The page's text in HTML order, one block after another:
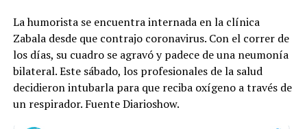
La humorista se encuentra internada en la clínica
Zabala desde que contrajo coronavirus. Con el correr de
los días, su cuadro se agravó y padece de una neumonía
bilateral. Este sábado, los profesionales de la salud
decidieron intubarla para que reciba oxígeno a través de
un respirador. Fuente Diarioshow.